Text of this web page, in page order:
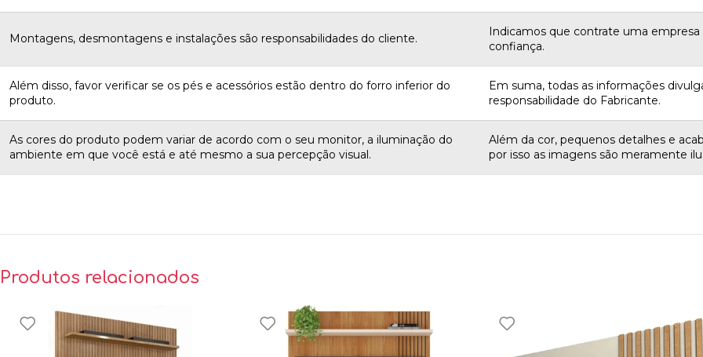
Montagens, desmontagens e instalações são responsabilidades do cliente.
Indicamos que contrate uma
confiança.
Além disso, favor verificar se os pés e acessórios estão dentro do forro inferior do
produto.
Em suma, todas as informações
responsabilidade do Fabricante.
As cores do produto podem variar de acordo com o seu monitor, a iluminação do
ambiente em que você está e até mesmo a sua percepção visual.
Além da cor, pequenos detalhes e
por isso as imagens são meramente
Produtos relacionados